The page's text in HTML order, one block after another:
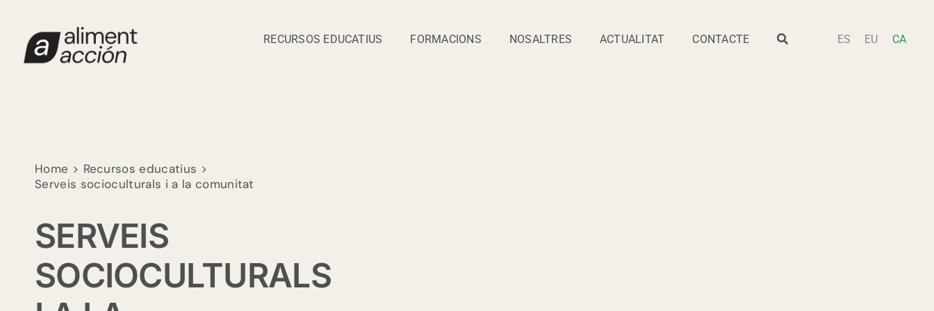
content
RECURSOS EDUCATIUS FORMACIONS NOSALTRES ACTUALITAT CONTACTE ES EU CA
Home
Recursos educatius
Serveis socioculturals i a la comunitat
SERVEIS
SOCIOCULTURALS